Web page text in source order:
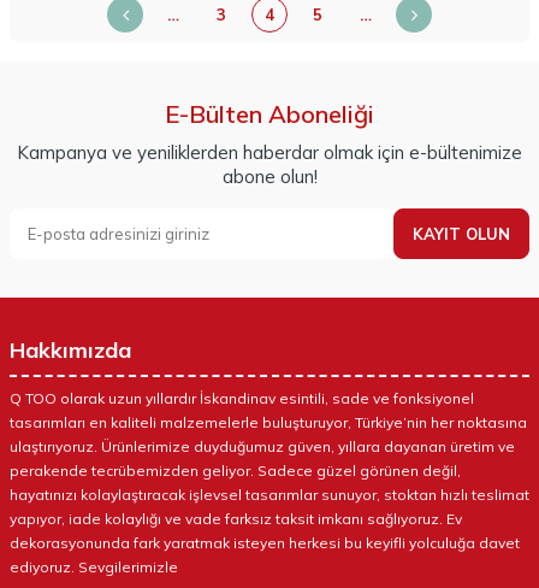
… 3 4 5 …
E-Bülten Aboneliği
Kampanya ve yeniliklerden haberdar olmak için e-bültenimize
abone olun!
KAYIT OLUN
Hakkımızda
Q TOO olarak uzun yıllardır İskandinav esintili, sade ve fonksiyonel
tasarımları en kaliteli malzemelerle buluşturuyor, Türkiye’nin her noktasına
ulaştırıyoruz. Ürünlerimize duyduğumuz güven, yıllara dayanan üretim ve
perakende tecrübemizden geliyor. Sadece güzel görünen değil,
hayatınızı kolaylaştıracak işlevsel tasarımlar sunuyor, stoktan hızlı teslimat
yapıyor, iade kolaylığı ve vade farksız taksit imkanı sağlıyoruz. Ev
dekorasyonunda fark yaratmak isteyen herkesi bu keyifli yolculuğa davet
ediyoruz. Sevgilerimizle